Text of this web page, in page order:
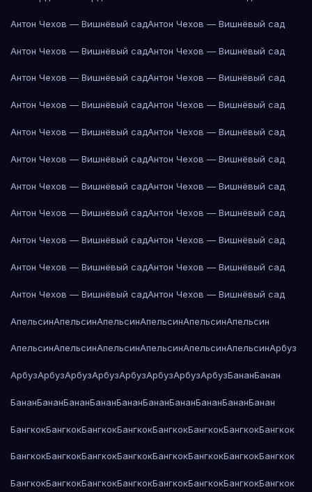
Антон Чехов — Вишнёвый садАнтон Чехов — Вишнёвый сад
Антон Чехов — Вишнёвый садАнтон Чехов — Вишнёвый сад
Антон Чехов — Вишнёвый садАнтон Чехов — Вишнёвый сад
Антон Чехов — Вишнёвый садАнтон Чехов — Вишнёвый сад
Антон Чехов — Вишнёвый садАнтон Чехов — Вишнёвый сад
Антон Чехов — Вишнёвый садАнтон Чехов — Вишнёвый сад
Антон Чехов — Вишнёвый садАнтон Чехов — Вишнёвый сад
Антон Чехов — Вишнёвый садАнтон Чехов — Вишнёвый сад
Антон Чехов — Вишнёвый садАнтон Чехов — Вишнёвый сад
Антон Чехов — Вишнёвый садАнтон Чехов — Вишнёвый сад
Антон Чехов — Вишнёвый садАнтон Чехов — Вишнёвый сад
АпельсинАпельсинАпельсинАпельсинАпельсинАпельсин
АпельсинАпельсинАпельсинАпельсинАпельсинАпельсинАрбуз
АрбузАрбузАрбузАрбузАрбузАрбузАрбузАрбузБананБанан
БананБананБананБананБананБананБананБананБананБанан
БангкокБангкокБангкокБангкокБангкокБангкокБангкокБангкок
БангкокБангкокБангкокБангкокБангкокБангкокБангкокБангкок
БангкокБангкокБангкокБангкокБангкокБангкокБангкокБангкок